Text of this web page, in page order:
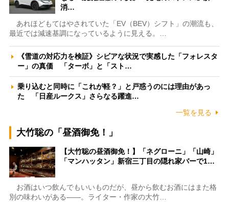
消…
あれほどもてはやされていた「EV（BEV）シフト」の潮流も、
最近では減速基調になっているように見える。…
《雪道の対応力を検証》シビアな状況で実感した「フォレスタ
ー」の真価 「ターボ」と「スト…
乗り込むと同時に「これが軽？」と戸惑うのには理由があっ
た 「日産ルークス」さらなる躍進…
一覧を見る
大竹聡の「昼酒御免！」
【大竹聡の昼酒御免！】「ネグローニ」「山崎」
「マンハッタン」新宿三丁目の隠れ家バーで1…
お酒はいつ飲んでもいいものだが、昼から飲むお酒にはまた格
別の味わいがある――。ライター・作家の大竹…